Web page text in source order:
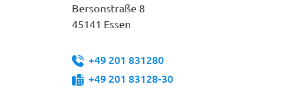
Bersonstraße 8
45141 Essen
+49 201 831280
+49 201 83128-30